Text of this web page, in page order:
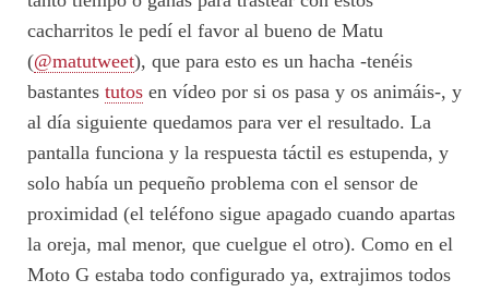
cacharritos le pedí el favor al bueno de Matu
(@matutweet), que para esto es un hacha -tenéis
bastantes tutos en vídeo por si os pasa y os animáis-, y
al día siguiente quedamos para ver el resultado. La
pantalla funciona y la respuesta táctil es estupenda, y
solo había un pequeño problema con el sensor de
proximidad (el teléfono sigue apagado cuando apartas
la oreja, mal menor, que cuelgue el otro). Como en el
Moto G estaba todo configurado ya, extrajimos todos